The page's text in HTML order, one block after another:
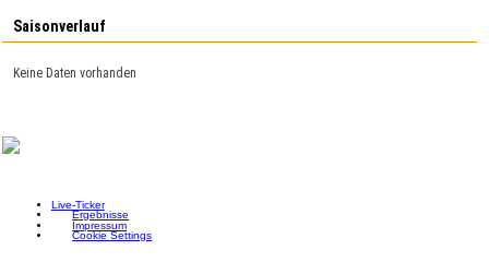
Saisonverlauf
Keine Daten vorhanden
Live-Ticker
Ergebnisse
Impressum
Cookie Settings